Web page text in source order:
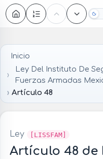
Inicio
Ley Del Instituto De
Fuerzas Armadas
Artículo 48
Ley [LISSFAM]
Artículo 48 de